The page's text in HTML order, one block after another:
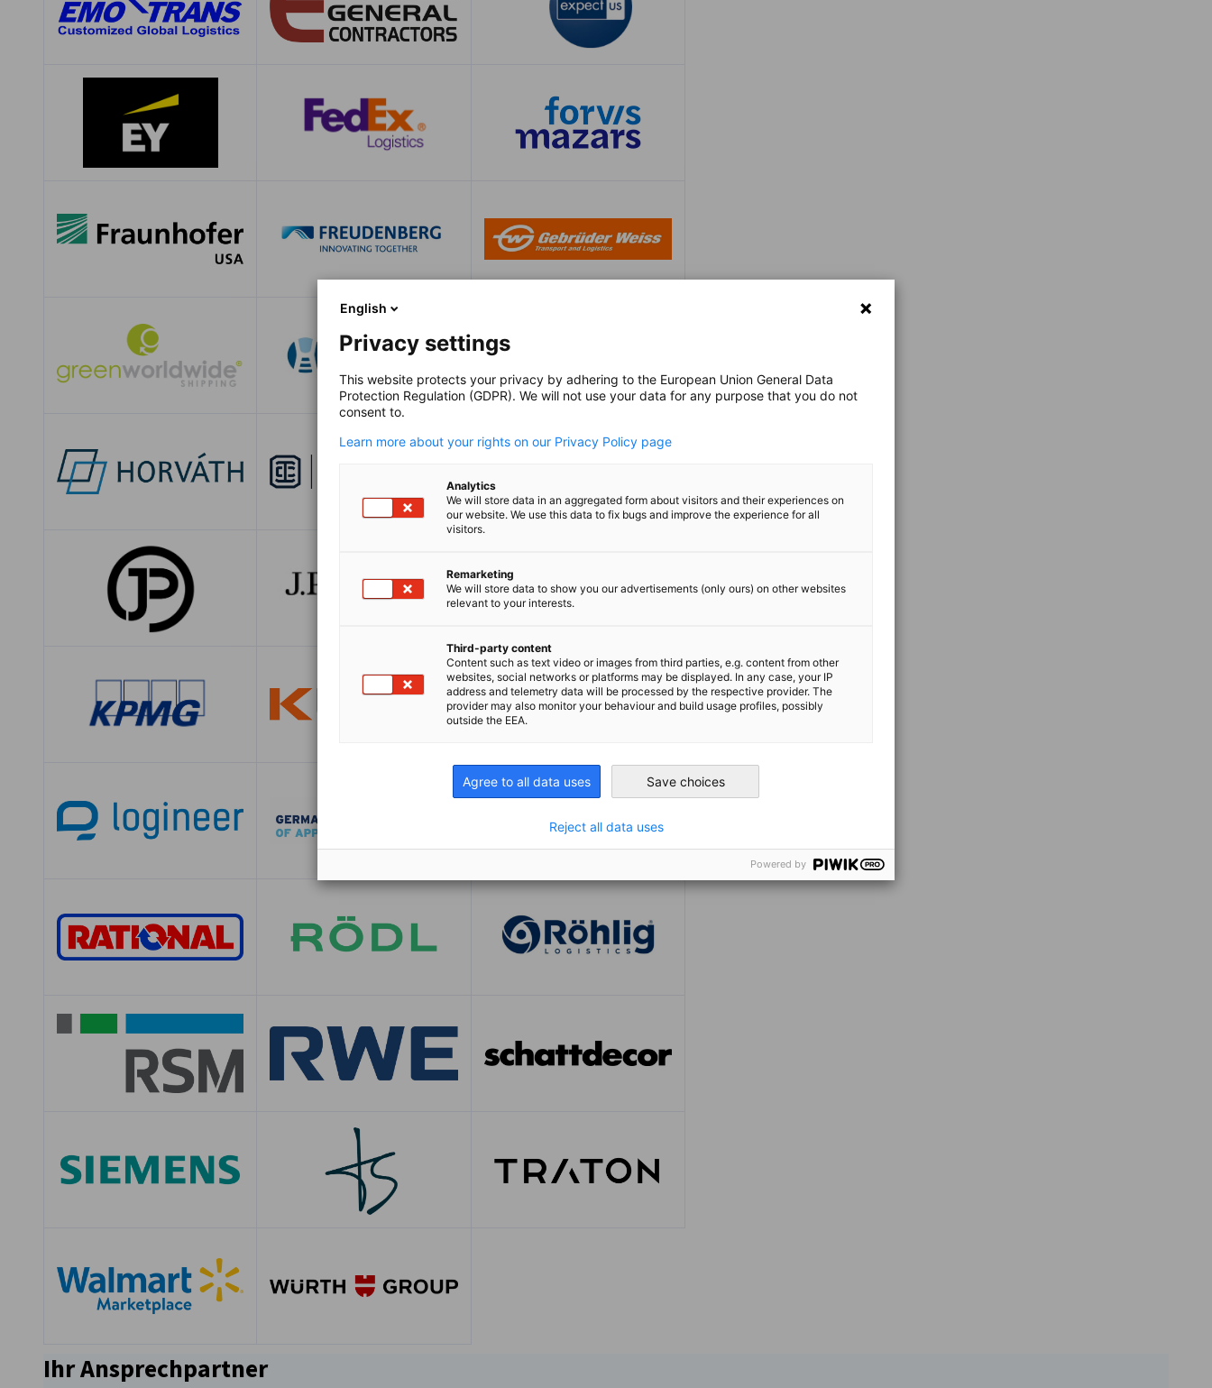
Ihr Ansprechpartner
English
Privacy settings
This website protects your privacy by adhering to the European Union General Data
Protection Regulation (GDPR). We will not use your data for any purpose that you do not
consent to.
Learn more about your rights on our Privacy Policy page
Analytics
We will store data in an aggregated form about visitors and their experiences on
our website. We use this data to fix bugs and improve the experience for all
visitors.
Remarketing
We will store data to show you our advertisements (only ours) on other websites
relevant to your interests.
Third-party content
Content such as text video or images from third parties, e.g. content from other
websites, social networks or platforms may be displayed. In any case, your IP
address and telemetry data will be processed by the respective provider. The
provider may also monitor your behaviour and build usage profiles, possibly
outside the EEA.
Agree to all data uses Save choices
Reject all data uses
Powered by